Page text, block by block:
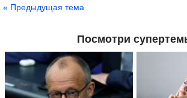
« Предыдущая тема
Посмотри